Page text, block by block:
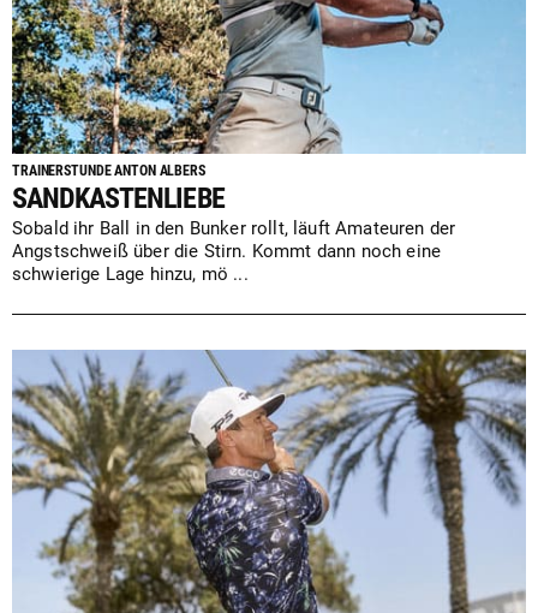
TRAINERSTUNDE ANTON ALBERS
SANDKASTENLIEBE
Sobald ihr Ball in den Bunker rollt, läuft Amateuren der
Angstschweiß über die Stirn. Kommt dann noch eine
schwierige Lage hinzu, mö ...